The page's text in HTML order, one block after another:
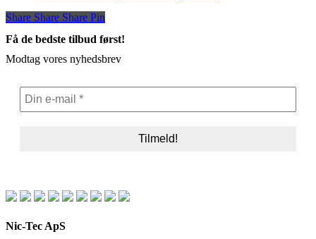
Share
Share Share Share Pin
Få de bedste tilbud først!
Modtag vores nyhedsbrev
Nic-Tec ApS